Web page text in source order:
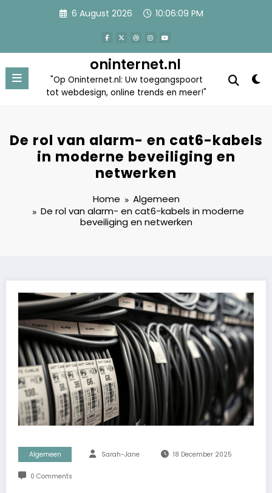
6 August 2026 10:06:09 PM
oninternet.nl
"Op Oninternet.nl: Uw toegangspoort
tot webdesign, online trends en meer!"
De rol van alarm- en cat6-kabels
in moderne beveiliging en
netwerken
Home
Algemeen
De rol van alarm- en cat6-kabels in moderne
beveiliging en netwerken
Algemeen Sarah-Jane 18 December 2025
0 Comments